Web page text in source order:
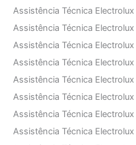
Assistência Técnica Electrolux
Assistência Técnica Electrolux
Assistência Técnica
Assistência Técnica
Assistência Técnica
Assistência Técnica
Assistência Técnica
Assistência Técnica